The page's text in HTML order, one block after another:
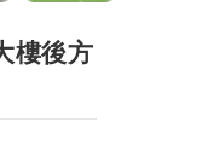
樓後方